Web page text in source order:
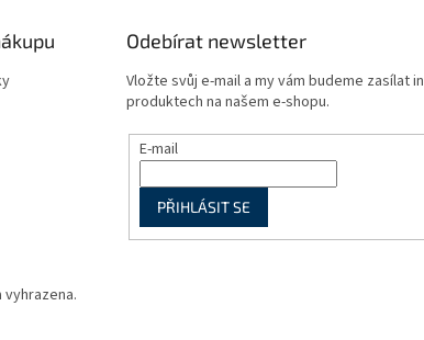
Odebírat newsletter
Vložte svůj e-mail a my vám budeme zasílat
produktech na našem e-shopu.
E-mail
PŘIHLÁSIT SE
vyhrazena.